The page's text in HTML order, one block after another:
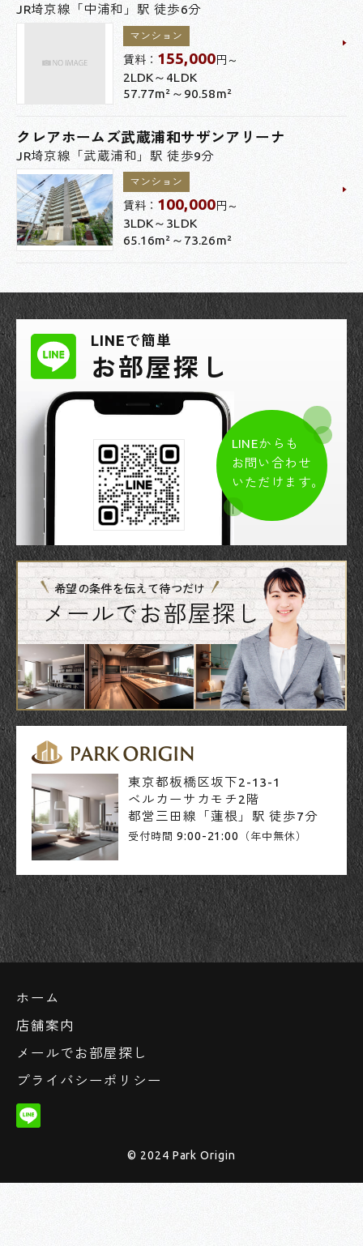
JR埼京線「中浦和」駅 徒歩6分
マンション
賃料： 155,000円～
2LDK～4LDK
57.77m²～90.58m²
クレアホームズ武蔵浦和サザンアリーナ
JR埼京線「武蔵浦和」駅 徒歩9分
マンション
賃料： 100,000円～
3LDK～3LDK
65.16m²～73.26m²
LINEで簡単
お部屋探し
LINEからも
お問い合わせ
いただけます。
希望の条件を伝えて待つだけ
メールでお部屋探し
東京都板橋区坂下2-13-1
ベルカーサカモチ2階
都営三田線「蓮根」駅 徒歩7分
受付時間 9:00-21:00 （年中無休）
ホーム
店舗案内
メールでお部屋探し
プライバシーポリシー
© 2024 Park Origin